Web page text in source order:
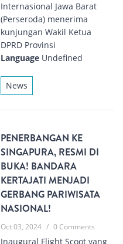
Internasional Jawa Barat
(Perseroda) menerima
kunjungan Wakil Ketua
DPRD Provinsi
Language Undefined
News
PENERBANGAN KE
SINGAPURA, RESMI DI
BUKA! BANDARA
KERTAJATI MENJADI
GERBANG PARIWISATA
NASIONAL!
Oct 03, 2024 / 0 Comments
Inaugural Flight Scoot yang